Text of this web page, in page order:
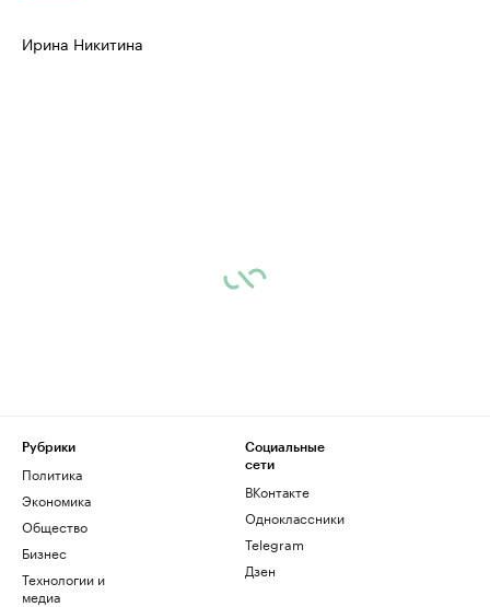
Ирина Никитина
Рубрики
Политика
Экономика
Общество
Бизнес
Технологии и
медиа
Социальные
сети
ВКонтакте
Одноклассники
Telegram
Дзен